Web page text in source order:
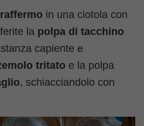
in una ciotola con
la polpa di tacchino
capiente e
tritato e la polpa
, schiacciandolo con